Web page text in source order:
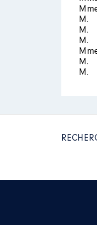
M.
M.
M.
M.
M.